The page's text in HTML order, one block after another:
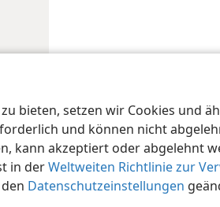
bieten, setzen wir Cookies und
und können nicht
kann akzeptiert oder abgelehnt
in derWeltweiten Richtlinie zur
Datenschutzeinstellungen